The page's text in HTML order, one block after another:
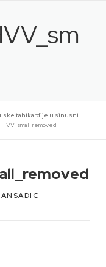
tahikardije u sinusni